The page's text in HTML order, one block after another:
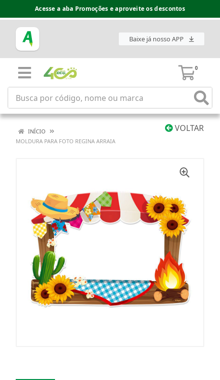
Acesse a aba Promoções e aproveite os descontos
Baixe já nosso APP
0
VOLTAR
INÍCIO
MOLDURA PARA FOTO REGINA ARRAIA